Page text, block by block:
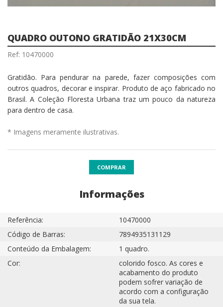
QUADRO OUTONO GRATIDÃO 21X30CM
Ref: 10470000
Gratidão. Para pendurar na parede, fazer composições com
outros quadros, decorar e inspirar. Produto de aço fabricado no
Brasil. A Coleção Floresta Urbana traz um pouco da natureza
para dentro de casa.
* Imagens meramente ilustrativas.
COMPRAR
Informações
Referência:
10470000
Código de Barras:
7894935131129
Conteúdo da Embalagem:
1 quadro.
Cor:
colorido fosco. As cores e
acabamento do produto
podem sofrer variação de
acordo com a configuração
da sua tela.